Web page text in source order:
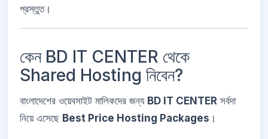
প্রস্তুত।
কেন BD IT CENTER থেকে
Shared Hosting নিবেন?
বাংলাদেশের ওয়েবসাইট মালিকদের জন্য BD IT CENTER সর্বদা
নিয়ে এসেছে Best Price Hosting Packages ।